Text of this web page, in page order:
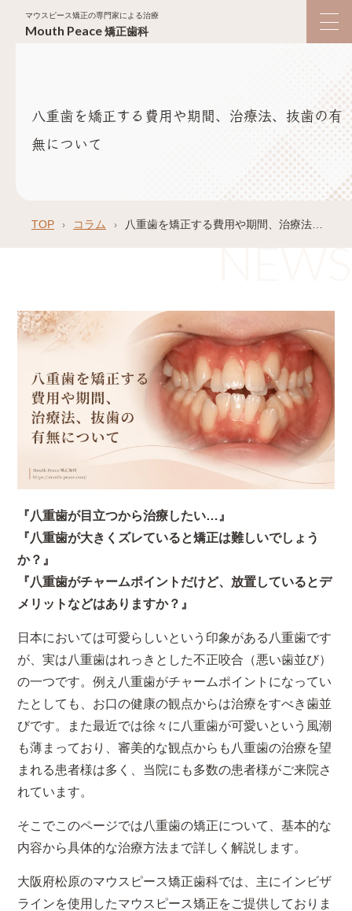
マウスピース矯正の専門家による治療
Mouth Peace矯正歯科
八重歯を矯正する費用や期間、治療法、抜歯の有
無について
TOP コラム
『八重歯が目立つから治療したい…』
『八重歯が大きくズレていると矯正は難しいでしょう
か？』
『八重歯がチャームポイントだけど、放置しているとデ
メリットなどはありますか？』
日本においては可愛らしいという印象がある八重歯です
が、実は八重歯はれっきとした不正咬合（悪い歯並び）
の一つです。例え八重歯がチャームポイントになってい
たとしても、お口の健康の観点からは治療をすべき歯並
びです。また最近では徐々に八重歯が可愛いという風潮
も薄まっており、審美的な観点からも八重歯の治療を望
まれる患者様は多く、当院にも多数の患者様がご来院さ
れています。
そこでこのページでは八重歯の矯正について、基本的な
内容から具体的な治療方法まで詳しく解説します。
大阪府松原のマウスピース矯正歯科では、主にインビザ
ラインを使用したマウスピース矯正をご提供しておりま